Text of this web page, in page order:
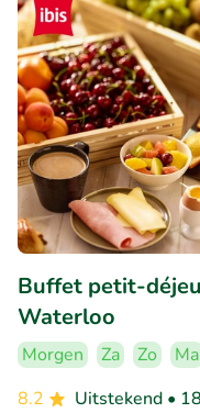
Buffet petit-
Waterloo
Morgen Za Zo Ma
8.2
Uitstekend •